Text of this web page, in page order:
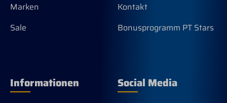
Marken
Sale
Kontakt
Bonusprogramm PT Stars
Informationen Social Media